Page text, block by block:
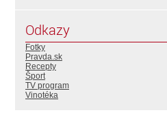
Odkazy
Fotky
Pravda.sk
Recepty
Šport
TV program
Vinotéka